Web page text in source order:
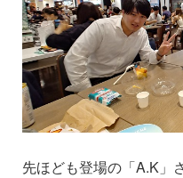
先ほども登場の「A.K」